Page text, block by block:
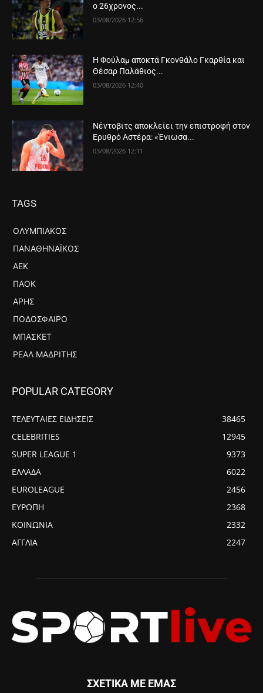
ο 26χρονος...
03/08/2026 12:56
Η Φούλαμ αποκτά Γκονθάλο Γκαρθία και
Θέσαρ Παλάθιος...
03/08/2026 12:40
Νέντοβιτς αποκλείει την επιστροφή στον
Ερυθρό Αστέρα: «Ένιωσα...
03/08/2026 12:11
TAGS
ΟΛΥΜΠΙΑΚΌΣ
ΠΑΝΑΘΗΝΑΪΚΌΣ
ΑΕΚ
ΠΑΟΚ
ΆΡΗΣ
ΠΟΔΌΣΦΑΙΡΟ
ΜΠΆΣΚΕΤ
ΡΕΆΛ ΜΑΔΡΊΤΗΣ
POPULAR CATEGORY
ΤΕΛΕΥΤΑΙΕΣ ΕΙΔΗΣΕΙΣ
38465
CELEBRITIES
12945
SUPER LEAGUE 1
9373
ΕΛΛΑΔΑ
6022
EUROLEAGUE
2456
ΕΥΡΩΠΗ
2368
ΚΟΙΝΩΝΙΑ
2332
ΑΓΓΛΙΑ
2247
ΣΧΕΤΙΚΑ ΜΕ ΕΜΑΣ